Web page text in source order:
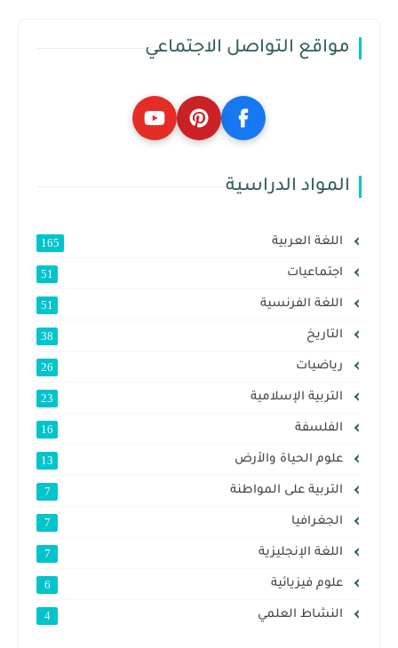
مواقع التواصل الاجتماعي
المواد الدراسية
اللغة العربية 165
اجتماعيات 51
اللغة الفرنسية 51
التاريخ 38
رياضيات 26
التربية الإسلامية 23
الفلسفة 16
علوم الحياة والأرض 13
التربية على المواطنة 7
الجغرافيا 7
اللغة الإنجليزية 7
علوم فيزيائية 6
النشاط العلمي 4